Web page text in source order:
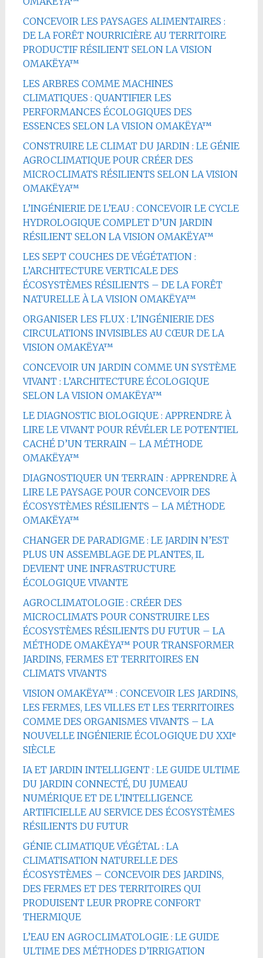
CONCEVOIR LES PAYSAGES ALIMENTAIRES :
DE LA FORÊT NOURRICIÈRE AU TERRITOIRE
PRODUCTIF RÉSILIENT SELON LA VISION
OMAKËYA™
LES ARBRES COMME MACHINES
CLIMATIQUES : QUANTIFIER LES
PERFORMANCES ÉCOLOGIQUES DES
ESSENCES SELON LA VISION OMAKËYA™
CONSTRUIRE LE CLIMAT DU JARDIN : LE GÉNIE
AGROCLIMATIQUE POUR CRÉER DES
MICROCLIMATS RÉSILIENTS SELON LA VISION
OMAKËYA™
L’INGÉNIERIE DE L’EAU : CONCEVOIR LE CYCLE
HYDROLOGIQUE COMPLET D’UN JARDIN
RÉSILIENT SELON LA VISION OMAKËYA™
LES SEPT COUCHES DE VÉGÉTATION :
L’ARCHITECTURE VERTICALE DES
ÉCOSYSTÈMES RÉSILIENTS – DE LA FORÊT
NATURELLE À LA VISION OMAKËYA™
ORGANISER LES FLUX : L’INGÉNIERIE DES
CIRCULATIONS INVISIBLES AU CŒUR DE LA
VISION OMAKËYA™
CONCEVOIR UN JARDIN COMME UN SYSTÈME
VIVANT : L’ARCHITECTURE ÉCOLOGIQUE
SELON LA VISION OMAKËYA™
LE DIAGNOSTIC BIOLOGIQUE : APPRENDRE À
LIRE LE VIVANT POUR RÉVÉLER LE POTENTIEL
CACHÉ D’UN TERRAIN – LA MÉTHODE
OMAKËYA™
DIAGNOSTIQUER UN TERRAIN : APPRENDRE À
LIRE LE PAYSAGE POUR CONCEVOIR DES
ÉCOSYSTÈMES RÉSILIENTS – LA MÉTHODE
OMAKËYA™
CHANGER DE PARADIGME : LE JARDIN N’EST
PLUS UN ASSEMBLAGE DE PLANTES, IL
DEVIENT UNE INFRASTRUCTURE
ÉCOLOGIQUE VIVANTE
AGROCLIMATOLOGIE : CRÉER DES
MICROCLIMATS POUR CONSTRUIRE LES
ÉCOSYSTÈMES RÉSILIENTS DU FUTUR – LA
MÉTHODE OMAKËYA™ POUR TRANSFORMER
JARDINS, FERMES ET TERRITOIRES EN
CLIMATS VIVANTS
VISION OMAKËYA™ : CONCEVOIR LES JARDINS,
LES FERMES, LES VILLES ET LES TERRITOIRES
COMME DES ORGANISMES VIVANTS – LA
NOUVELLE INGÉNIERIE ÉCOLOGIQUE DU XXIᵉ
SIÈCLE
IA ET JARDIN INTELLIGENT : LE GUIDE ULTIME
DU JARDIN CONNECTÉ, DU JUMEAU
NUMÉRIQUE ET DE L’INTELLIGENCE
ARTIFICIELLE AU SERVICE DES ÉCOSYSTÈMES
RÉSILIENTS DU FUTUR
GÉNIE CLIMATIQUE VÉGÉTAL : LA
CLIMATISATION NATURELLE DES
ÉCOSYSTÈMES – CONCEVOIR DES JARDINS,
DES FERMES ET DES TERRITOIRES QUI
PRODUISENT LEUR PROPRE CONFORT
THERMIQUE
L’EAU EN AGROCLIMATOLOGIE : LE GUIDE
ULTIME DES MÉTHODES D’IRRIGATION